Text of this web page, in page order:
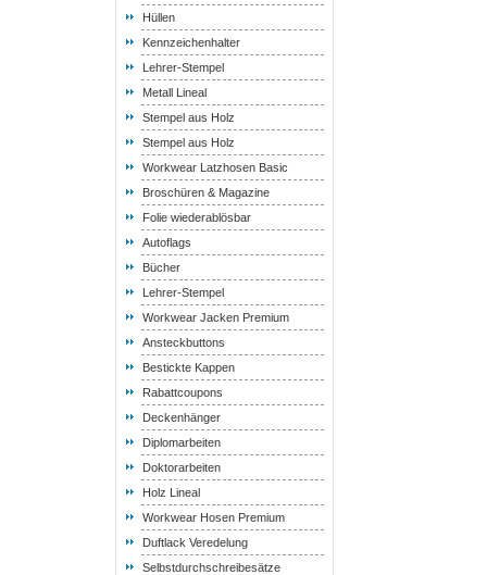
Hüllen
Kennzeichenhalter
Lehrer-Stempel
Metall Lineal
Stempel aus Holz
Stempel aus Holz
Workwear Latzhosen Basic
Broschüren & Magazine
Folie wiederablösbar
Autoflags
Bücher
Lehrer-Stempel
Workwear Jacken Premium
Ansteckbuttons
Bestickte Kappen
Rabattcoupons
Deckenhänger
Diplomarbeiten
Doktorarbeiten
Holz Lineal
Workwear Hosen Premium
Duftlack Veredelung
Selbstdurchschreibesätze